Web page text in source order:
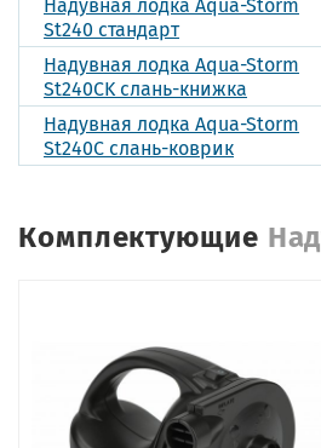
St240 стандарт
Надувная лодка Aqua-Storm
St240CK слань-книжка
Надувная лодка Aqua-Storm
St240C слань-коврик
Комплектующие